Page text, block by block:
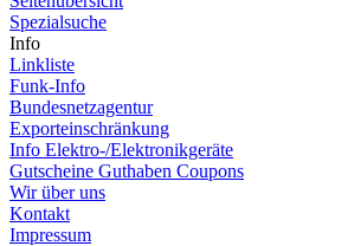
Spezialsuche
Info
Linkliste
Funk-Info
Bundesnetzagentur
Exporteinschränkung
Info Elektro-/Elektronikgeräte
Gutscheine Guthaben Coupons
Wir über uns
Kontakt
Impressum